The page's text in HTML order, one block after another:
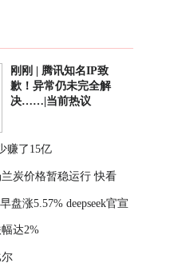
刚刚 | 腾讯知名IP致
歉！异常仍未完全解
决……|当前热议
赚了15亿
炭价格暂稳运行 快看
盘涨5.57% deepseek官宣
达2%